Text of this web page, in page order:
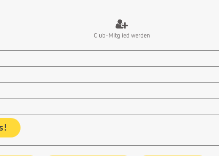
Club-Mitglied werden